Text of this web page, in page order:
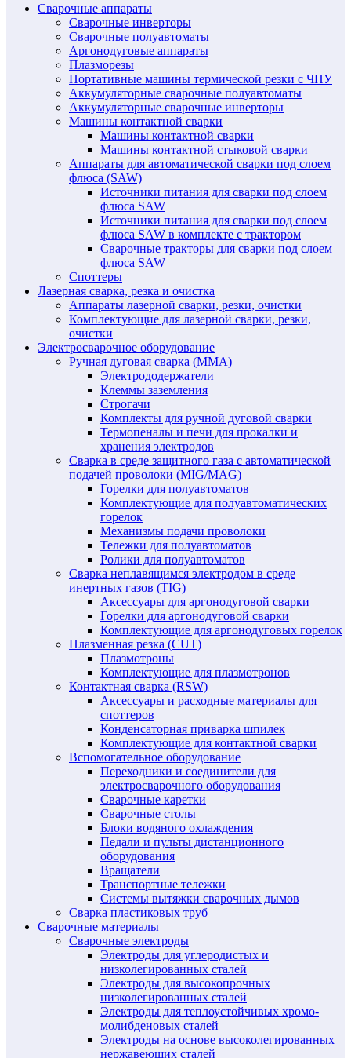
Сварочные аппараты
Сварочные инверторы
Сварочные полуавтоматы
Аргонодуговые аппараты
Плазморезы
Портативные машины термической резки с ЧПУ
Аккумуляторные сварочные полуавтоматы
Аккумуляторные сварочные инверторы
Машины контактной сварки
Машины контактной сварки
Машины контактной стыковой сварки
Аппараты для автоматической сварки под слоем
флюса (SAW)
Источники питания для сварки под слоем
флюса SAW
Источники питания для сварки под слоем
флюса SAW в комплекте с трактором
Сварочные тракторы для сварки под слоем
флюса SAW
Споттеры
Лазерная сварка, резка и очистка
Аппараты лазерной сварки, резки, очистки
Комплектующие для лазерной сварки, резки,
очистки
Электросварочное оборудование
Ручная дуговая сварка (MMA)
Электрододержатели
Клеммы заземления
Строгачи
Комплекты для ручной дуговой сварки
Термопеналы и печи для прокалки и
хранения электродов
Сварка в среде защитного газа с автоматической
подачей проволоки (MIG/MAG)
Горелки для полуавтоматов
Комплектующие для полуавтоматических
горелок
Механизмы подачи проволоки
Тележки для полуавтоматов
Ролики для полуавтоматов
Сварка неплавящимся электродом в среде
инертных газов (TIG)
Аксессуары для аргонодуговой сварки
Горелки для аргонодуговой сварки
Комплектующие для аргонодуговых горелок
Плазменная резка (CUT)
Плазмотроны
Комплектующие для плазмотронов
Контактная сварка (RSW)
Аксессуары и расходные материалы для
споттеров
Конденсаторная приварка шпилек
Комплектующие для контактной сварки
Вспомогательное оборудование
Переходники и соединители для
электросварочного оборудования
Сварочные каретки
Сварочные столы
Блоки водяного охлаждения
Педали и пульты дистанционного
оборудования
Вращатели
Транспортные тележки
Системы вытяжки сварочных дымов
Сварка пластиковых труб
Сварочные материалы
Сварочные электроды
Электроды для углеродистых и
низколегированных сталей
Электроды для высокопрочных
низколегированных сталей
Электроды для теплоустойчивых хромо-
молибденовых сталей
Электроды на основе высоколегированных
нержавеющих сталей